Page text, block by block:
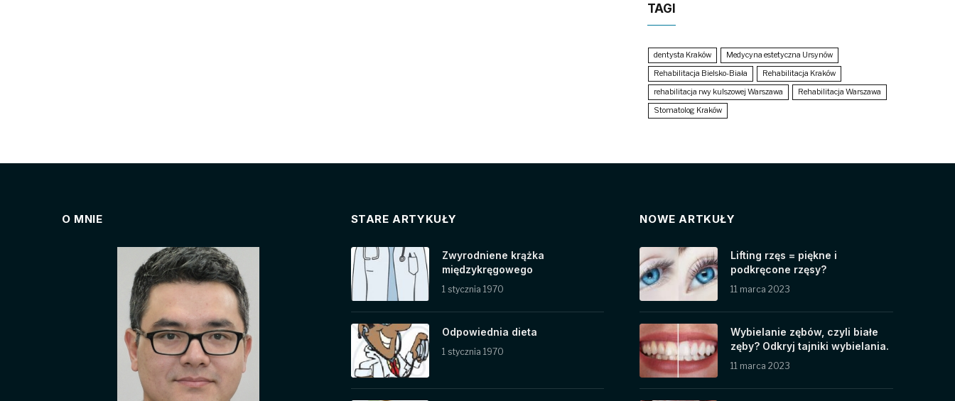
TAGI
dentysta Kraków
Medycyna estetyczna Ursynów
Rehabilitacja Bielsko-Biała
Rehabilitacja Kraków
rehabilitacja rwy kulszowej Warszawa
Rehabilitacja Warszawa
Stomatolog Kraków
O MNIE STARE ARTYKUŁY
Zwyrodniene krążka
międzykręgowego
1 stycznia 1970
Odpowiednia dieta
1 stycznia 1970
NOWE ARTKUŁY
Lifting rzęs = piękne i
podkręcone rzęsy?
11 marca 2023
Wybielanie zębów, czyli białe
zęby? Odkryj tajniki wybielania.
11 marca 2023